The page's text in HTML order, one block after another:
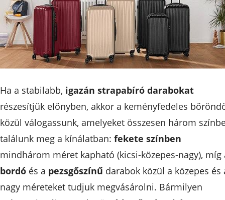
Ha a stabilabb, igazán strapabíró darabokat
részesítjük előnyben, akkor a keményfedeles
közül válogassunk, amelyeket összesen három
találunk meg a kínálatban: fekete színben
mindhárom méret kapható (kicsi-közepes-nagy), míg
bordó és a pezsgőszínű darabok közül a közepes és
nagy méreteket tudjuk megvásárolni. Bármilyen